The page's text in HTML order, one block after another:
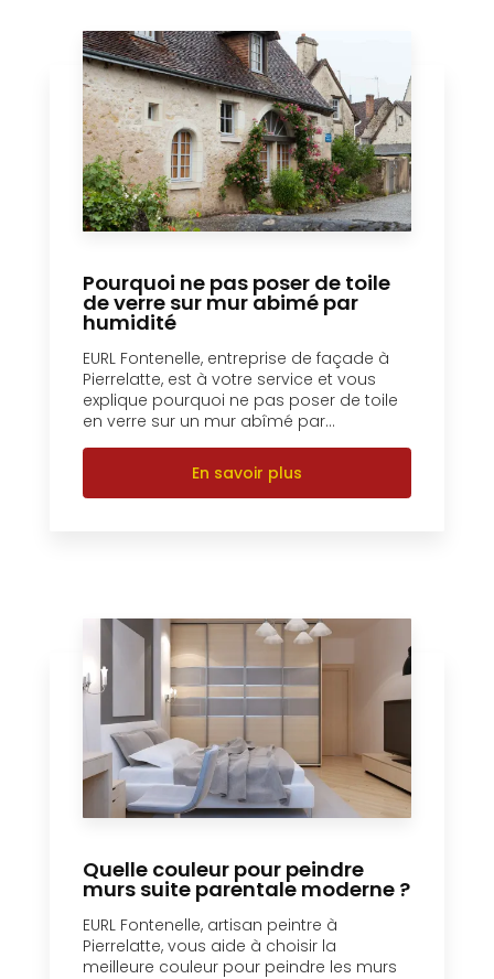
Pourquoi ne pas poser de toile
de verre sur mur abimé par
humidité
EURL Fontenelle, entreprise de façade à
Pierrelatte, est à votre service et vous
explique pourquoi ne pas poser de toile
en verre sur un mur abîmé par...
En savoir plus
Quelle couleur pour peindre
murs suite parentale moderne ?
EURL Fontenelle, artisan peintre à
Pierrelatte, vous aide à choisir la
meilleure couleur pour peindre les murs